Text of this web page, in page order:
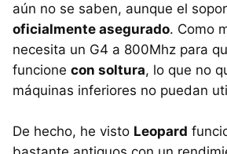
aún no se saben, aunque el
oficialmente asegurado. Como
necesita un G4 a 800Mhz para
funcione con soltura, lo que no
máquinas inferiores no puedan
De hecho, he visto Leopard